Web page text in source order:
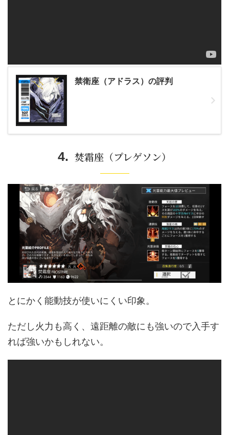
禁衛座（アドラス）の評判
焚霜座（プレゲソン）
とにかく能動技が使いにくい印象。
ただし火力も高く、遠距離の敵にも強いので入手す
れば強いかもしれない。